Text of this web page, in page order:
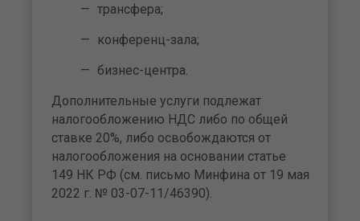
трансфера;
конференц-зала;
бизнес-центра.
Дополнительные услуги подлежат
налогообложению НДС либо по общей
ставке 20%, либо освобождаются от
налогообложения на основании статье
149 НК РФ (см. письмо Минфина от 19 мая
2022 г. № 03-07-11/46390).